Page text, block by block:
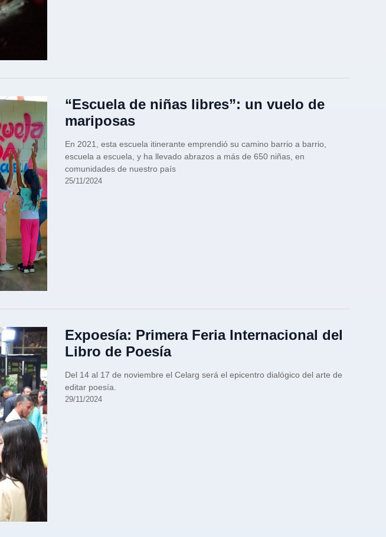
“Escuela de niñas libres”: un vuelo de
mariposas
En 2021, esta escuela itinerante emprendió su camino barrio a barrio,
escuela a escuela, y ha llevado abrazos a más de 650 niñas, en
comunidades de nuestro país
25/11/2024
Expoesía: Primera Feria Internacional del
Libro de Poesía
Del 14 al 17 de noviembre el Celarg será el epicentro dialógico del arte de
editar poesía.
29/11/2024